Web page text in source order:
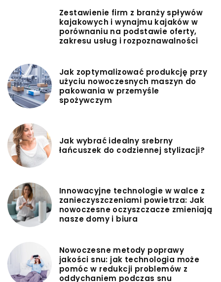
Zestawienie firm z branży spływów
kajakowych i wynajmu kajaków w
porównaniu na podstawie oferty,
zakresu usług i rozpoznawalności
Jak zoptymalizować produkcję przy
użyciu nowoczesnych maszyn do
pakowania w przemyśle
spożywczym
Jak wybrać idealny srebrny
łańcuszek do codziennej stylizacji?
Innowacyjne technologie w walce z
zanieczyszczeniami powietrza: Jak
nowoczesne oczyszczacze zmieniają
nasze domy i biura
Nowoczesne metody poprawy
jakości snu: jak technologia może
pomóc w redukcji problemów z
oddychaniem podczas snu